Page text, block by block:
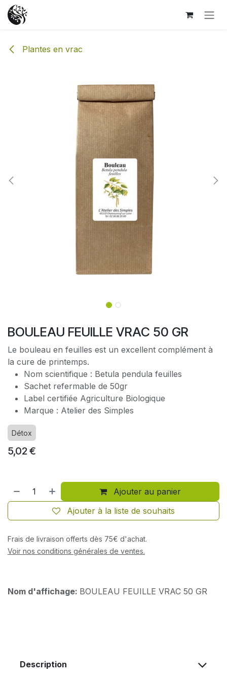
Se rendre au contenu
Plantes en vrac
BOULEAU FEUILLE VRAC 50 GR
Le bouleau en feuilles est un excellent complément à
la cure de printemps.
Nom scientifique : Betula pendula feuilles
Sachet refermable de 50gr
Label certifiée Agriculture Biologique
Marque : Atelier des Simples
Détox
5,02€
Ajouter au panier
Ajouter à la liste de souhaits
Frais de livraison offerts dès 75€ d'achat.
Voir nos conditions générales de ventes.
Nom d'affichage: BOULEAU FEUILLE VRAC 50 GR
Description